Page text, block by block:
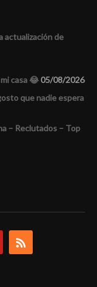
actualización de
casa 😂05/08/2026
que nadie espera
– Reclutados – Top